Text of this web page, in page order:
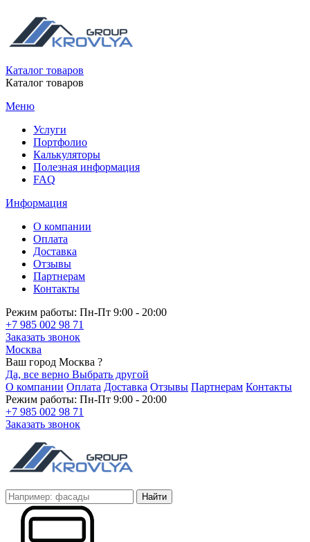
Каталог товаров
Каталог товаров
Меню
Услуги
Портфолио
Калькуляторы
Полезная информация
FAQ
Информация
О компании
Оплата
Доставка
Отзывы
Партнерам
Контакты
Режим работы: Пн-Пт 9:00 - 20:00
+7 985 002 98 71
Заказать звонок
Москва
Ваш город Москва ?
Да, все верно Выбрать другой
О компании Оплата Доставка Отзывы Партнерам Контакты
Режим работы: Пн-Пт 9:00 - 20:00
+7 985 002 98 71
Заказать звонок
Найти